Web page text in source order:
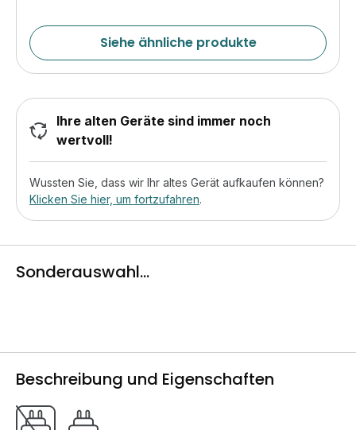
Siehe ähnliche produkte
Ihre alten Geräte sind immer noch
wertvoll!
Wussten Sie, dass wir Ihr altes Gerät aufkaufen können?
Klicken Sie hier, um fortzufahren.
Sonderauswahl...
Beschreibung und Eigenschaften